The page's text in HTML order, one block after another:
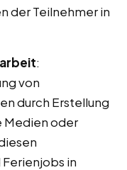
der Teilnehmer in
:
von
durch Erstellung
Medien oder
in